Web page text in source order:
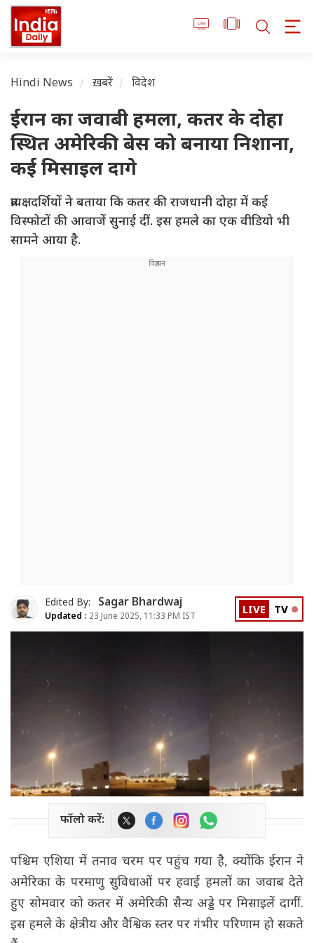
Hindi News ख़बरें विदेश
ईरान का जवाबी हमला, कतर के दोहा
स्थित अमेरिकी बेस को बनाया निशाना,
कई मिसाइल दागे
प्रत्यक्षदर्शियों ने बताया कि कतर की राजधानी दोहा में कई
विस्फोटों की आवाजें सुनाई दीं. इस हमले का एक वीडियो भी
सामने आया है.
Edited By: Sagar Bhardwaj
Updated : 23 June 2025, 11:33 PM IST LIVE TV
फॉलो करें:
पश्चिम एशिया में तनाव चरम पर पहुंच गया है, क्योंकि ईरान ने
अमेरिका के परमाणु सुविधाओं पर हवाई हमलों का जवाब देते
हुए सोमवार को कतर में अमेरिकी सैन्य अड्डे पर मिसाइलें दागीं.
इस हमले के क्षेत्रीय और वैश्विक स्तर पर गंभीर परिणाम हो सकते